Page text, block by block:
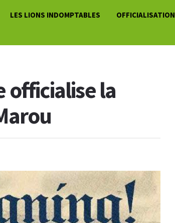
LES LIONS INDOMPTABLES OFFICIALISATION
officialise la